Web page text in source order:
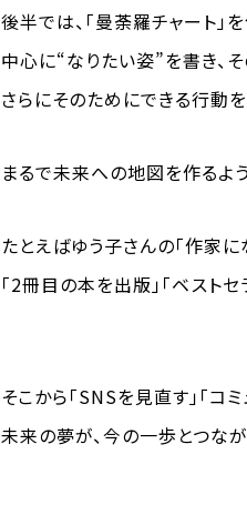
後半では、「曼荼羅チャート」
中心に“なりたい姿”を書き、
さらにそのためにできる行動
まるで未来への地図を作るよ
たとえばゆう子さんの「作家に
「2冊目の本を出版」「ベスト
そこから「SNSを見直す」「コ
未来の夢が、今の一歩とつな